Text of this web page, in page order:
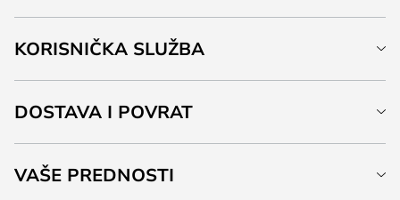
KORISNIČKA SLUŽBA
DOSTAVA I POVRAT
VAŠE PREDNOSTI